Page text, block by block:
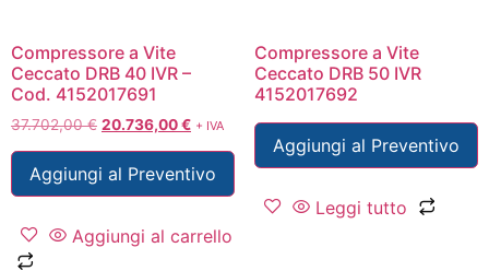
Compressore a Vite
Ceccato DRB 40 IVR –
Cod. 4152017691
37.702,00€ 20.736,00€ + IVA
Aggiungi al Preventivo
Aggiungi al carrello
Compressore a Vite
Ceccato DRB 50 IVR
4152017692
Aggiungi al Preventivo
Leggi tutto